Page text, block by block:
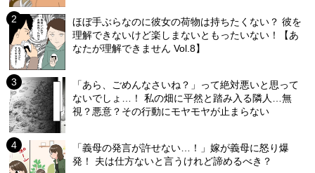
ほぼ手ぶらなのに彼女の荷物は持ちたくない？ 彼を
理解できないけど楽しまないともったいない！【あ
なたが理解できません Vol.8】
「あら、ごめんなさいね？」って絶対悪いと思って
ないでしょ…！ 私の畑に平然と踏み入る隣人…無
視？悪意？その行動にモヤモヤが止まらない
「義母の発言が許せない…！」嫁が義母に怒り爆
発！ 夫は仕方ないと言うけれど諦めるべき？